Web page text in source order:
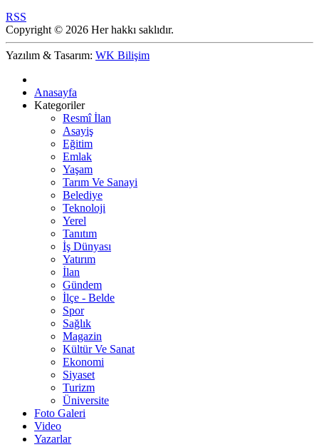
RSS
Copyright © 2026 Her hakkı saklıdır.
Yazılım & Tasarım: WK Bilişim
Anasayfa
Kategoriler
Resmî İlan
Asayiş
Eğitim
Emlak
Yaşam
Tarım Ve Sanayi
Belediye
Teknoloji
Yerel
Tanıtım
İş Dünyası
Yatırım
İlan
Gündem
İlçe - Belde
Spor
Sağlık
Magazin
Kültür Ve Sanat
Ekonomi
Siyaset
Turizm
Üniversite
Foto Galeri
Video
Yazarlar